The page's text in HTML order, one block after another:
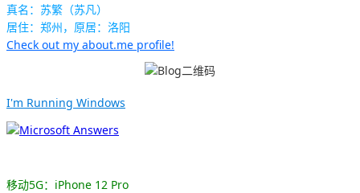
真名：苏繁（苏凡）
居住：郑州，原居：洛阳
Check out my about.me profile!
I'm Running Windows
移动5G：iPhone 12 Pro